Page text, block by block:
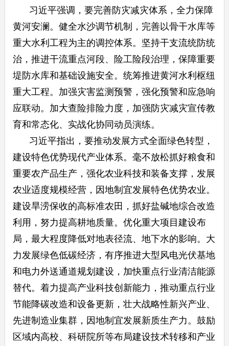
习近平强调，要完善防灾减灾体系，全力保障
黄河安澜。健全水沙调节机制，完善以骨干水库等
重大水利工程为主的调控体系。坚持干支流统防统
治，推进干流重点河段、险工险段治理，保障重要
堤防水库和基础设施安全。统筹推进黄河水利枢纽
重大工程。加强灾害监测预警，强化预警和应急响
应联动。加大查险排险力度，加强防灾减灾宣传教
育和常态化、实战化协同动员演练。
习近平指出，要推动发展方式全面绿色转型，
建设特色优势现代产业体系。毫不放松抓好粮食和
重要农产品生产，强化农业科技和装备支撑，发展
农业适度规模经营，因地制宜发展特色优势农业。
建设旱涝保收的高标准农田，抓好盐碱地综合改造
利用，努力提高耕地质量。优化重大项目建设布
局，最大程度降低对地表径流、地下水的影响。大
力发展绿色低碳经济，有序推进大型风电光伏基地
和电力外送通道规划建设，加快重点行业清洁能源
替代。着力提高产业科技创新能力，推动重点行业
节能降碳改造和设备更新，壮大战略性新兴产业、
先进制造业集群，因地制宜发展新质生产力。鼓励
区域内高校、科研院所等布局建设技术转移和产业